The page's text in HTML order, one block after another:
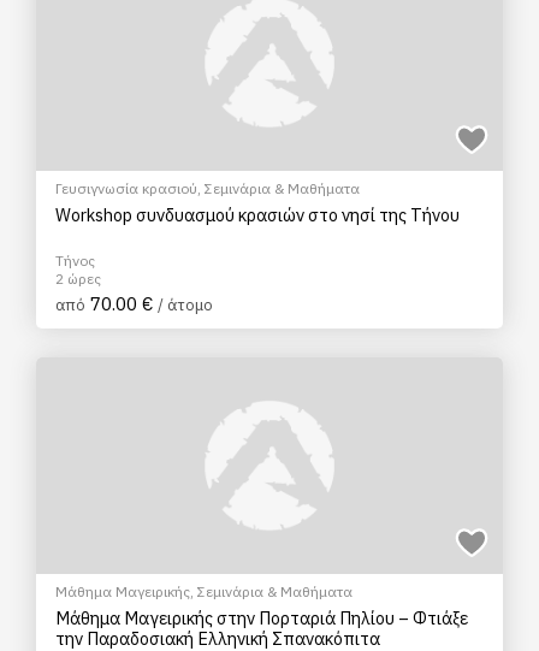
Γευσιγνωσία κρασιού, Σεμινάρια & Μαθήματα
Workshop συνδυασμού κρασιών στο νησί της Τήνου
Τήνος
2 ώρες
από 70.00 € / άτομο
Μάθημα Μαγειρικής, Σεμινάρια & Μαθήματα
Μάθημα Μαγειρικής στην Πορταριά Πηλίου – Φτιάξε
την Παραδοσιακή Ελληνική Σπανακόπιτα